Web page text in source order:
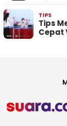
TIPS
Tips
Cepat